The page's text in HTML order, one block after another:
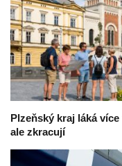
Plzeňský kraj láká
ale zkracují